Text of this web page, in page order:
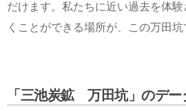
だけます。私たちに近い過去を体
くことができる場所が、この万田坑
「三池炭鉱 万田坑」のデー